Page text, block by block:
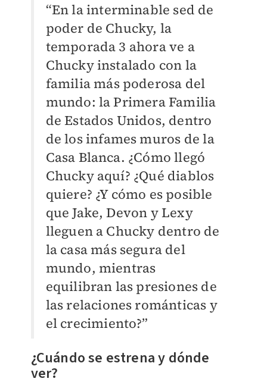
“En la interminable sed de
poder de Chucky, la
temporada 3 ahora ve a
Chucky instalado con la
familia más poderosa del
mundo: la Primera Familia
de Estados Unidos, dentro
de los infames muros de la
Casa Blanca. ¿Cómo llegó
Chucky aquí? ¿Qué diablos
quiere? ¿Y cómo es posible
que Jake, Devon y Lexy
lleguen a Chucky dentro de
la casa más segura del
mundo, mientras
equilibran las presiones de
las relaciones románticas y
el crecimiento?”
¿Cuándo se estrena y dónde
ver?